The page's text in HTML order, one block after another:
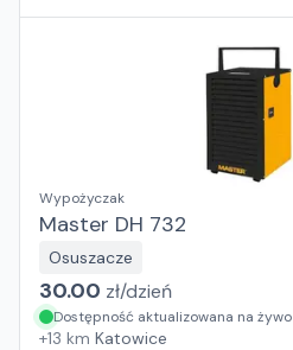
Wypożyczak
Master DH 732
Osuszacze
30.00 zł/dzień
Dostępność aktualizowana na żywo
+13 km Katowice